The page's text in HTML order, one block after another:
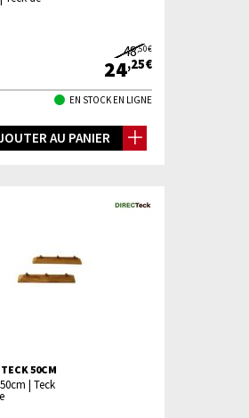
48,50€
24,25€
EN STOCK EN LIGNE
AU PANIER
50CM
| Teck